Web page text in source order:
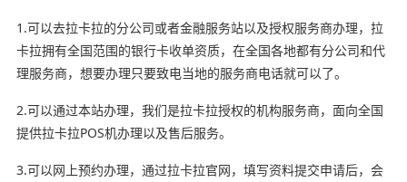
1.可以去拉卡拉的分公司或者金融服务站以及授权服务商办理，拉
卡拉拥有全国范围的银行卡收单资质，在全国各地都有分公司和代
理服务商，想要办理只要致电当地的服务商电话就可以了。
2.可以通过本站办理，我们是拉卡拉授权的机构服务商，面向全国
提供拉卡拉POS机办理以及售后服务。
3.可以网上预约办理，通过拉卡拉官网，填写资料提交申请后，会